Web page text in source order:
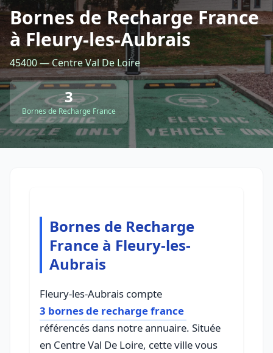
Retour à la liste des métiers
CGU-Confidentialité- Service proposé parViteUnDevis.com-Vous
Bornes de Recharge France
à Fleury-les-Aubrais
45400 — Centre Val De Loire
3
Bornes de Recharge France
Bornes de Recharge
France à Fleury-les-
Aubrais
Fleury-les-Aubrais compte
3 bornes de recharge france
référencés dans notre annuaire. Située
en Centre Val De Loire, cette ville vous